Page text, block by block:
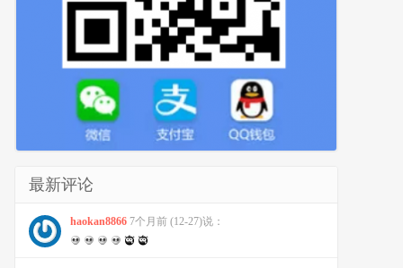
最新评论
haokan8866 7个月前 (12-27)说：